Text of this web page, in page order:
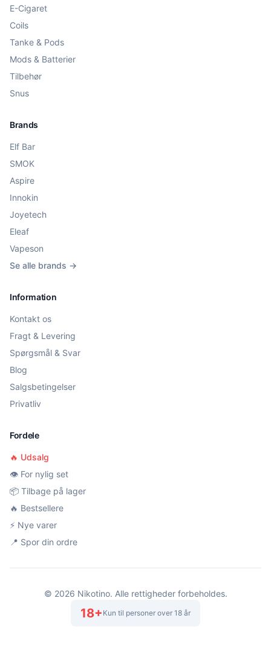
E-Cigaret
Coils
Tanke & Pods
Mods & Batterier
Tilbehør
Snus
Brands
Elf Bar
SMOK
Aspire
Innokin
Joyetech
Eleaf
Vapeson
Se alle brands →
Information
Kontakt os
Fragt & Levering
Spørgsmål & Svar
Blog
Salgsbetingelser
Privatliv
Fordele
🔥 Udsalg
👁️ For nylig set
📦 Tilbage på lager
🔥 Bestsellere
⚡ Nye varer
📍 Spor din ordre
© 2026 Nikotino. Alle rettigheder forbeholdes.
18+ Kun til personer over 18 år